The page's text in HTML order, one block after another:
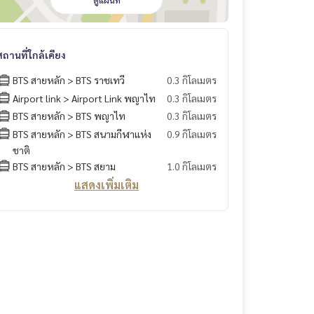
ถานที่ใกล้เคียง
BTS สายหลัก > BTS ราชเทวี
0.3 กิโลเมตร
Airport link > Airport Link พญาไท
0.3 กิโลเมตร
BTS สายหลัก > BTS พญาไท
0.3 กิโลเมตร
BTS สายหลัก > BTS สนามกีฬาแห่ง
ชาติ
0.9 กิโลเมตร
BTS สายหลัก > BTS สยาม 1.0 กิโลเมตร
แสดงเพิ่มเติม